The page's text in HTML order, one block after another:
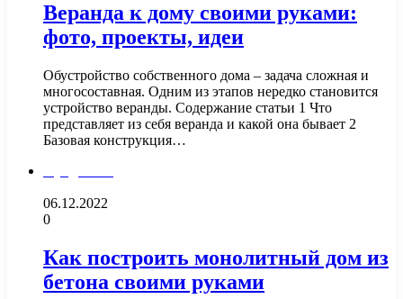
Веранда к дому своими руками:
фото, проекты, идеи
Обустройство собственного дома – задача сложная и
многосоставная. Одним из этапов нередко становится
устройство веранды. Содержание статьи 1 Что
представляет из себя веранда и какой она бывает 2
Базовая конструкция…
06.12.2022
0
Как построить монолитный дом из
бетона своими руками